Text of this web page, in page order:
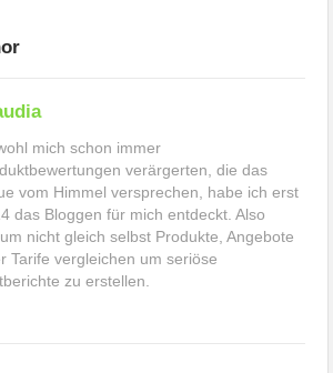
mich schon immer
verärgerten, die das
vom Himmel versprechen, habe ich erst
das Bloggen für mich entdeckt. Also
nicht gleich selbst Produkte, Angebote
Tarife vergleichen um seriöse
zu erstellen.